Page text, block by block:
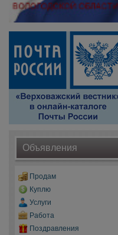
Объявления
Продам
Куплю
Услуги
Работа
Поздравления